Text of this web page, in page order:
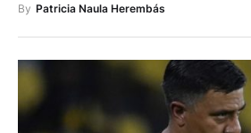
By Patricia Naula Herembás